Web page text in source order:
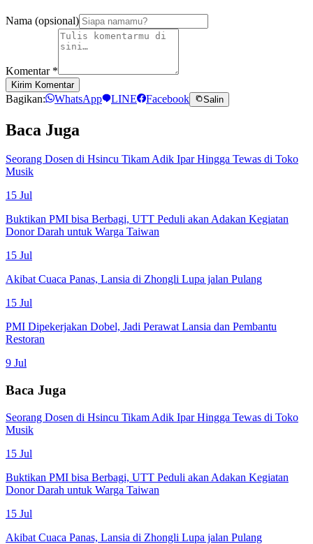
Nama (opsional)
Komentar *
Kirim Komentar
Bagikan: WhatsApp LINE Facebook Salin
Baca Juga
Seorang Dosen di Hsincu Tikam Adik Ipar Hingga Tewas di Toko
Musik
15 Jul
Buktikan PMI bisa Berbagi, UTT Peduli akan Adakan Kegiatan
Donor Darah untuk Warga Taiwan
15 Jul
Akibat Cuaca Panas, Lansia di Zhongli Lupa jalan Pulang
15 Jul
PMI Dipekerjakan Dobel, Jadi Perawat Lansia dan Pembantu
Restoran
9 Jul
Baca Juga
Seorang Dosen di Hsincu Tikam Adik Ipar Hingga Tewas di Toko
Musik
15 Jul
Buktikan PMI bisa Berbagi, UTT Peduli akan Adakan Kegiatan
Donor Darah untuk Warga Taiwan
15 Jul
Akibat Cuaca Panas, Lansia di Zhongli Lupa jalan Pulang